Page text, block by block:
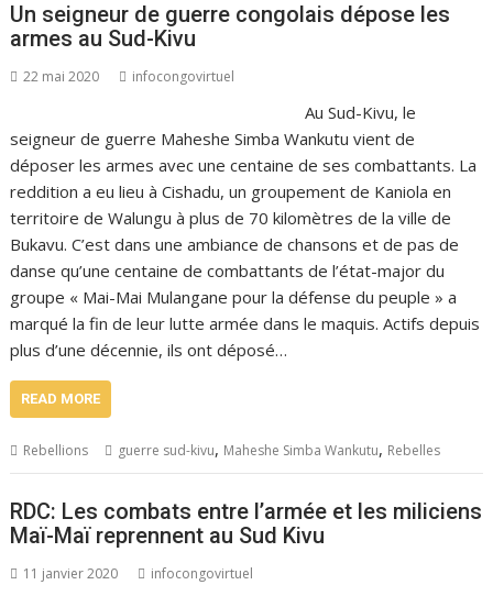
Un seigneur de guerre congolais dépose les
armes au Sud-Kivu
22 mai 2020 infocongovirtuel
Au Sud-Kivu, le
seigneur de guerre Maheshe Simba Wankutu vient de
déposer les armes avec une centaine de ses combattants. La
reddition a eu lieu à Cishadu, un groupement de Kaniola en
territoire de Walungu à plus de 70 kilomètres de la ville de
Bukavu. C’est dans une ambiance de chansons et de pas de
danse qu’une centaine de combattants de l’état-major du
groupe « Mai-Mai Mulangane pour la défense du peuple » a
marqué la fin de leur lutte armée dans le maquis. Actifs depuis
plus d’une décennie, ils ont déposé…
READ MORE
Rebellions guerre sud-kivu, Maheshe Simba Wankutu, Rebelles
RDC: Les combats entre l’armée et les miliciens
Maï-Maï reprennent au Sud Kivu
11 janvier 2020 infocongovirtuel